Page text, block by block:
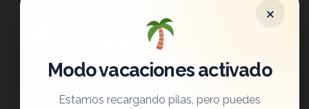
×
Modo vacaciones activado
Estamos recargando pilas, pero puedes